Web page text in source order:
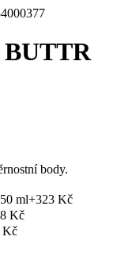
BUTTR
body.
ml+323 Kč
Kč
Kč